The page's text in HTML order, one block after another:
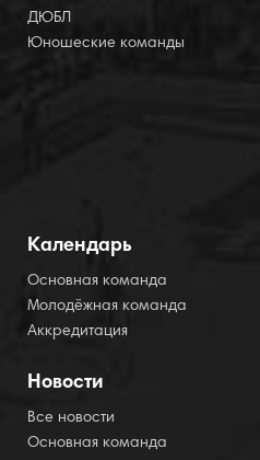
ДЮБЛ
Юношеские команды
Календарь
Основная команда
Молодёжная команда
Аккредитация
Новости
Все новости
Основная команда